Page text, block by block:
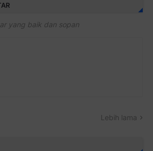
yang baik dan sopan
Lebih lama